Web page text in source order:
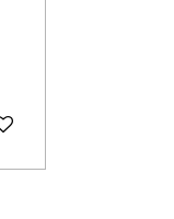
al carrito